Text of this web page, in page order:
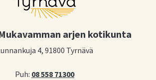
arjen kotikunta
4, 91800 Tyrnävä
Puh: 08 558 71300